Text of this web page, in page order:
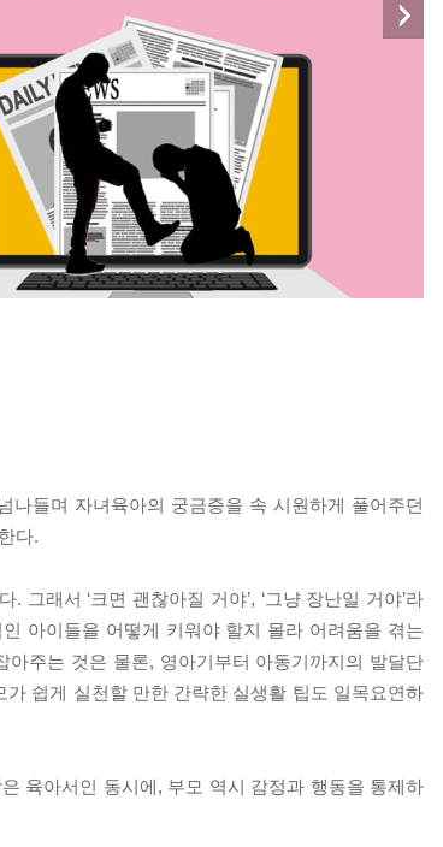
들며 자녀육아의 궁금증을 속 시원하게 풀어주던
다.
래서 ‘크면 괜찮아질 거야’, ‘그냥 장난일 거야’라
아이들을 어떻게 키워야 할지 몰라 어려움을 겪는
아주는 것은 물론, 영아기부터 아동기까지의 발달단
쉽게 실천할 만한 간략한 실생활 팁도 일목요연하
육아서인 동시에, 부모 역시 감정과 행동을 통제하